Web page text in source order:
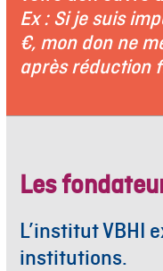
Ex : Si je suis
€, mon don ne
après réduction
Les
L’institut VBHI
institutions.